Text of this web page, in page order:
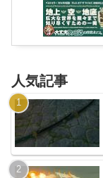
人気記事